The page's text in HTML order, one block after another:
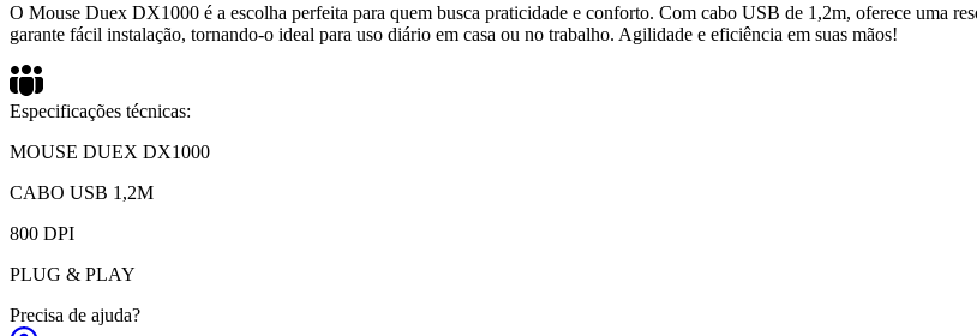
O Mouse Duex DX1000 é a escolha perfeita para quem busca praticidade e conforto. Com cabo USB de 1,2m, oferece uma
garante fácil instalação, tornando-o ideal para uso diário em casa ou no trabalho. Agilidade e eficiência em suas mãos!
Especificações técnicas:
MOUSE DUEX DX1000
CABO USB 1,2M
800 DPI
PLUG & PLAY
Precisa de ajuda?